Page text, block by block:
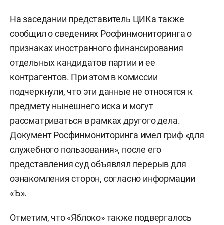
На заседании представитель ЦИКа также
сообщил о сведениях Росфинмониторинга о
признаках иностранного финансирования
отдельных кандидатов партии и ее
контрагентов. При этом в комиссии
подчеркнули, что эти данные не относятся к
предмету нынешнего иска и могут
рассматриваться в рамках другого дела.
Документ Росфинмониторинга имел гриф «для
служебного пользования», после его
представления суд объявлял перерыв для
ознакомления сторон, согласно информации
«Ъ».
Отметим, что «Яблоко» также подвергалось